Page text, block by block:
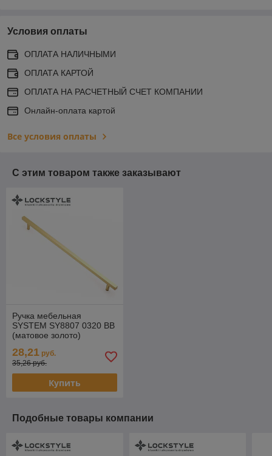
Условия оплаты
ОПЛАТА НАЛИЧНЫМИ
ОПЛАТА КАРТОЙ
ОПЛАТА НА РАСЧЕТНЫЙ СЧЕТ КОМПАНИИ
Онлайн-оплата картой
Все условия оплаты
С этим товаром также заказывают
Ручка мебельная
SYSTEM SY8807 0320 BB
(матовое золото)
28,21 руб.
35,26 руб.
Купить
Подобные товары компании